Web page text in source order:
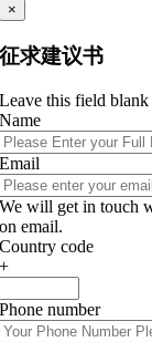
×
征求建议书
Leave this field blank
Name
Email
We will get in touch
on email.
Country code
+
Phone number